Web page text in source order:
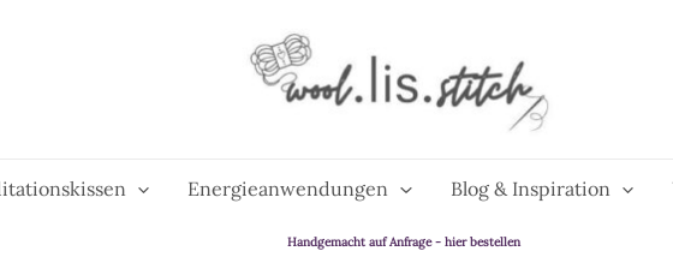
Energieanwendungen Blog & Inspiration
Handgemacht auf Anfrage - hier bestellen